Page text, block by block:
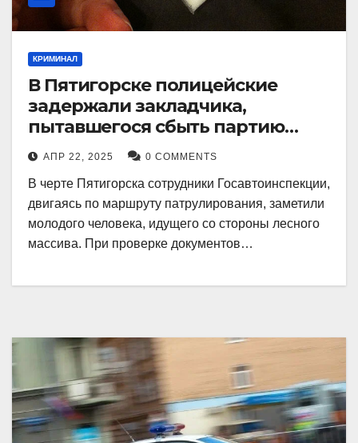
КРИМИНАЛ
В Пятигорске полицейские
задержали закладчика,
пытавшегося сбыть партию
синтетического наркотика
АПР 22, 2025 0 COMMENTS
В черте Пятигорска сотрудники Госавтоинспекции,
двигаясь по маршруту патрулирования, заметили
молодого человека, идущего со стороны лесного
массива. При проверке документов…